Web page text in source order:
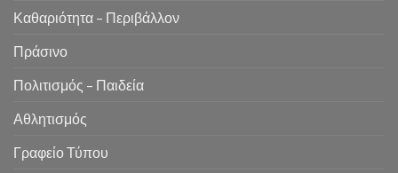
Καθαριότητα – Περιβάλλον
Πράσινο
Πολιτισμός – Παιδεία
Αθλητισμός
Γραφείο Τύπου